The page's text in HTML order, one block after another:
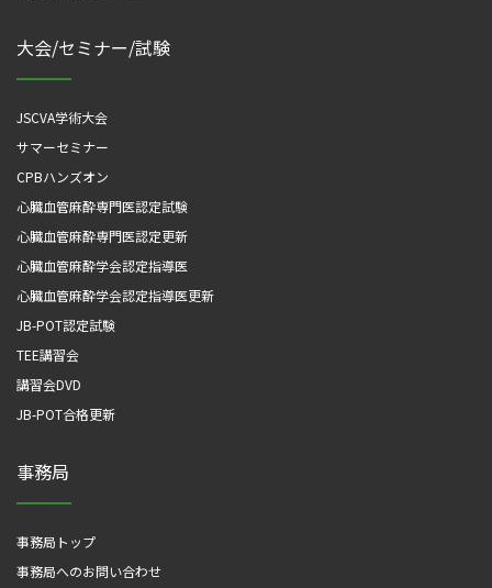
大会/セミナー/試験
JSCVA学術大会
サマーセミナー
CPBハンズオン
心臓血管麻酔専門医認定試験
心臓血管麻酔専門医認定更新
心臓血管麻酔学会認定指導医
心臓血管麻酔学会認定指導医更新
JB-POT認定試験
TEE講習会
講習会DVD
JB-POT合格更新
事務局
事務局トップ
事務局へのお問い合わせ